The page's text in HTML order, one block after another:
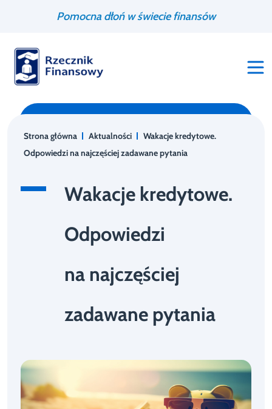
Pomocna dłoń w świecie finansów
Strona główna Aktualności
Wakacje kredytowe.
Odpowiedzi na najczęściej zadawane pytania
Wakacje kredytowe.
Odpowiedzi
na najczęściej
zadawane pytania